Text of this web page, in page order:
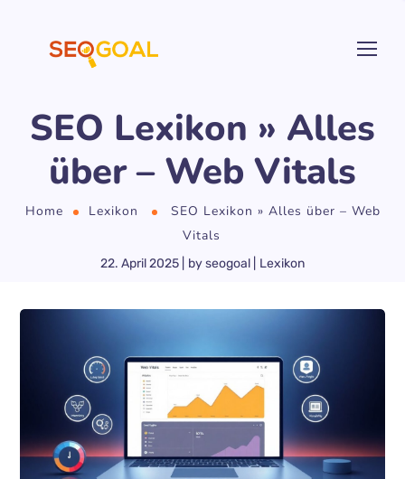
SEO Lexikon » Alles
über – Web Vitals
Home Lexikon
SEO Lexikon » Alles über – Web
Vitals
22. April 2025 byseogoal Lexikon